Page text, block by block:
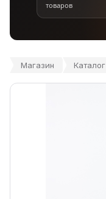
товаров
Магазин Каталог